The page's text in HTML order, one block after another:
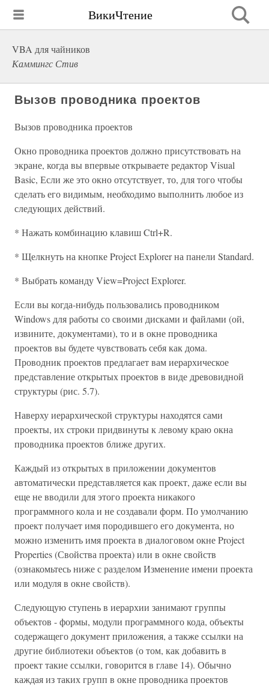
ВикиЧтение
VBA для чайников
Каммингс Стив
Вызов проводника проектов
Вызов проводника проектов
Окно проводника проектов должно присутствовать на
экране, когда вы впервые открываете редактор Visual
Basic, Если же это окно отсутствует, то, для того чтобы
сделать его видимым, необходимо выполнить любое из
следующих действий.
* Нажать комбинацию клавиш Ctrl+R.
* Щелкнуть на кнопке Project Explorer на панели Standard.
* Выбрать команду View=Project Explorer.
Если вы когда-нибудь пользовались проводником
Windows для работы со своими дисками и файлами (ой,
извините, документами), то и в окне проводника
проектов вы будете чувствовать себя как дома.
Проводник проектов предлагает вам иерархическое
представление открытых проектов в виде древовидной
структуры (рис. 5.7).
Наверху иерархической структуры находятся сами
проекты, их строки придвинуты к левому краю окна
проводника проектов ближе других.
Каждый из открытых в приложении документов
автоматически представляется как проект, даже если вы
еще не вводили для этого проекта никакого
программного кола и не создавали форм. По умолчанию
проект получает имя породившего его документа, но
можно изменить имя проекта в диалоговом окне Project
Properties (Свойства проекта) или в окне свойств
(ознакомьтесь ниже с разделом Изменение имени проекта
или модуля в окне свойств).
Следующую ступень в иерархии занимают группы
объектов - формы, модули программного кода, объекты
содержащего документ приложения, а также ссылки на
другие библиотеки объектов (о том, как добавить в
проект такие ссылки, говорится в главе 14). Обычно
каждая из таких групп в окне проводника проектов